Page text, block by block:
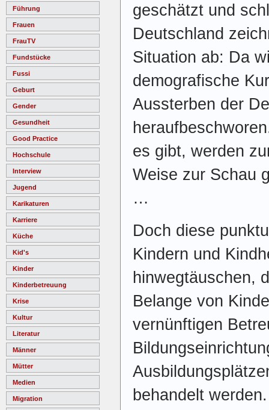
Führung
Frauen
FrauTV
Fundstücke
Fussi
Geburt
Gender
Gesundheit
Good Practice
Hochschule
Interview
Jugend
Karikaturen
Karriere
Küche
Kid's
Kinder
Kinderbetreuung
Krise
Kultur
Literatur
Männer
Mütter
Medien
Migration
geschätzt und
Deutschland
Situation ab: Da
demografische
Aussterben der
es gibt, werden
Weise zur Schau
…
Doch diese
Kindern und
hinwegtäuschen,
Belange von
vernünftigen
behandelt